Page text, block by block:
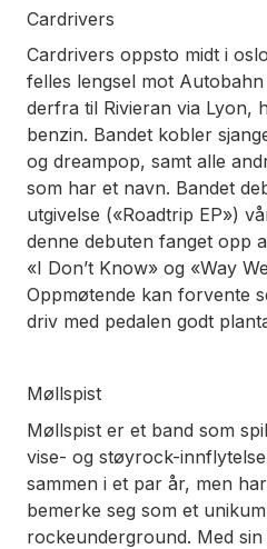
Cardrivers
Cardrivers oppsto midt i
felles lengsel mot
derfra til Rivieran via Lyon,
benzin. Bandet kobler
og dreampop, samt alle
som har et navn. Bandet
utgivelse («Roadtrip EP»)
denne debuten fanget opp
«I Don’t Know» og «Way
Oppmøtende kan forvente
driv med pedalen godt
Møllspist
Møllspist er et band som
vise- og støyrock-
sammen i et par år, men
bemerke seg som et
rockeunderground. Med